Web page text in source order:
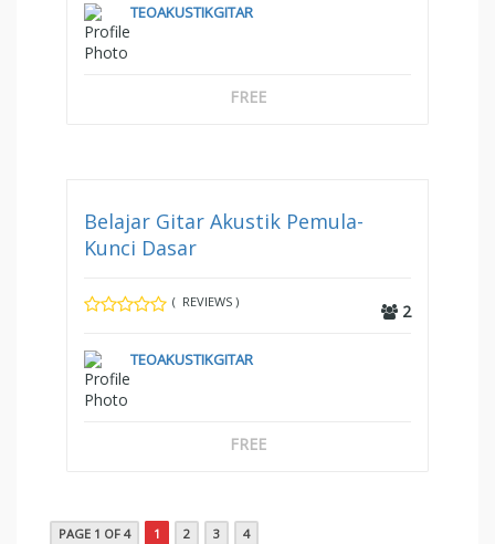
TEOAKUSTIKGITAR
FREE
Belajar Gitar Akustik Pemula-
Kunci Dasar
( REVIEWS ) 2
TEOAKUSTIKGITAR
FREE
PAGE 1 OF 4 1 2 3 4